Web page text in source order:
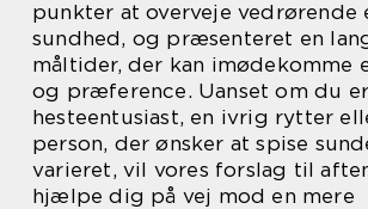
punkter at overveje
sundhed, og præsenteret en
måltider, der kan imødekomme
og præference. Uanset om du
hesteentusiast, en ivrig rytter
person, der ønsker at spise
varieret, vil vores forslag til
hjælpe dig på vej mod en mere